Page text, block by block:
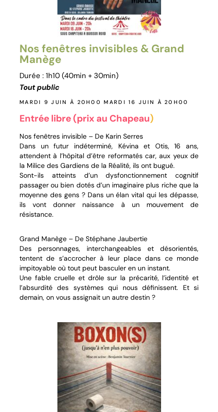
Nos fenêtres invisibles & Grand
Manège
Durée : 1h10 (40min + 30min)
Tout public
MARDI 9 JUIN À 20H00 MARDI 16 JUIN À 20H00
Entrée libre (prix au Chapeau)
Nos fenêtres invisible – De Karin Serres
Dans un futur indéterminé, Kévina et Otis, 16 ans,
attendent à l’hôpital d’être reformatés car, aux yeux de
la Milice des Gardiens de la Réalité, ils ont bugué.
Sont-ils atteints d’un dysfonctionnement cognitif
passager ou bien dotés d’un imaginaire plus riche que la
moyenne des gens ? Dans un élan vital qui les dépasse,
ils vont donner naissance à un mouvement de
résistance.
Grand Manège – De Stéphane Jaubertie
Des personnages, interchangeables et désorientés,
tentent de s’accrocher à leur place dans ce monde
impitoyable où tout peut basculer en un instant.
Une fable cruelle et drôle sur la précarité, l’identité et
l’absurdité des systèmes qui nous définissent. Et si
demain, on vous assignait un autre destin ?